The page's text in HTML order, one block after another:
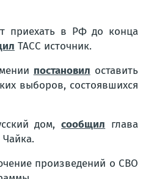
приехать в РФ до конца
ТАСС источник.
постановил оставить
выборов, состоявшихся
дом,сообщил глава
Чайка.
произведений о СВО